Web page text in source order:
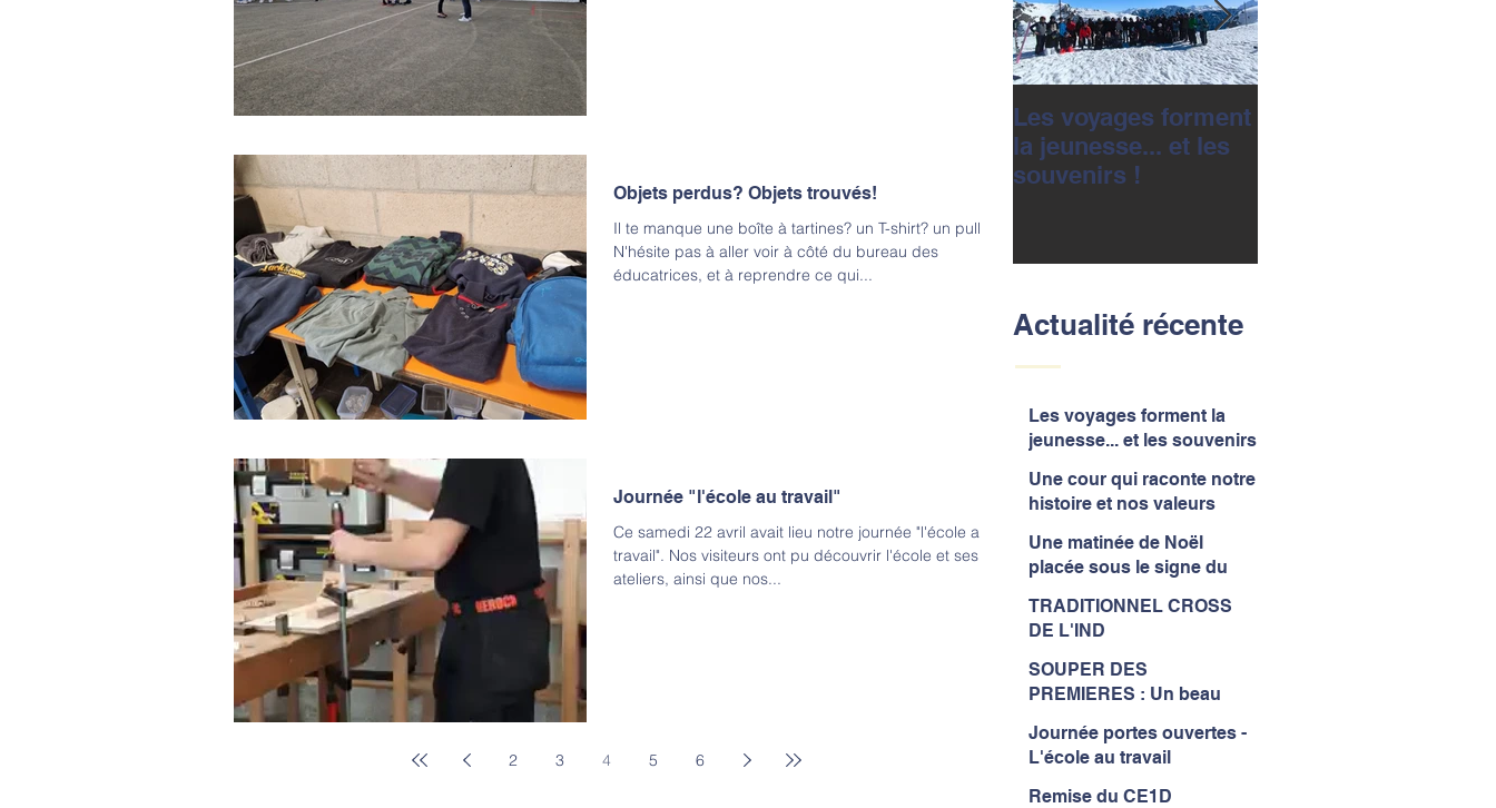
Les voyages forment
la jeunesse... et les
souvenirs !
Actualité récente
Les voyages forment la
jeunesse... et les souvenirs
Une cour qui raconte notre
histoire et nos valeurs
Une matinée de Noël
placée sous le signe du
à l'IND...
TRADITIONNEL CROSS
DE L'IND
SOUPER DES
PREMIERES : Un beau
Journée portes ouvertes -
L'école au travail
Remise du CE1D
Objets perdus? Objets trouvés!
Il te manque une boîte à tartines? un T-shirt? un pull?
N'hésite pas à aller voir à côté du bureau des
éducatrices, et à reprendre ce qui...
Journée "l'école au travail"
Ce samedi 22 avril avait lieu notre journée "l'école au
travail". Nos visiteurs ont pu découvrir l'école et ses
ateliers, ainsi que nos...
2 3 4 5 6